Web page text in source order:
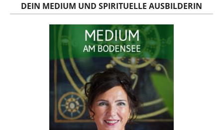
DEIN MEDIUM UND SPIRITUELLE AUSBILDERIN